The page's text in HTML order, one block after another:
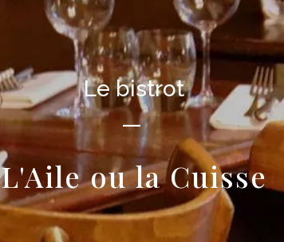
Le bistrot
—
L'Aile ou la Cuisse